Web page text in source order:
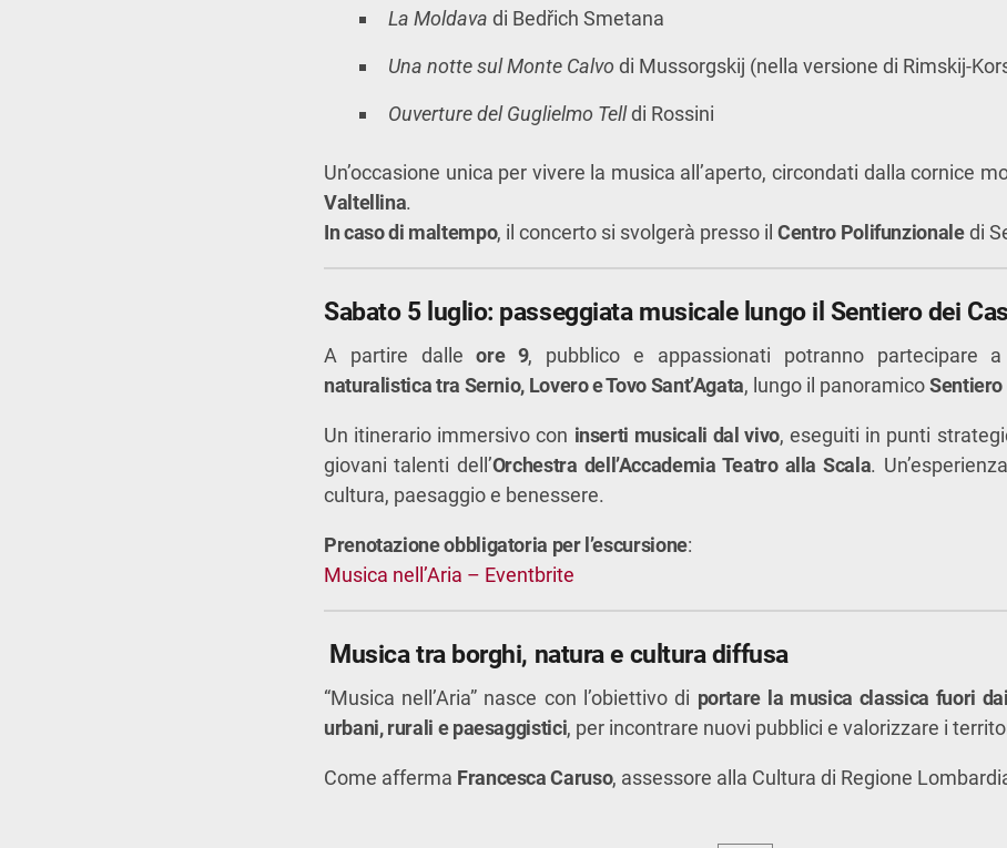
La Moldava di Bedřich Smetana
Una notte sul Monte Calvo di Mussorgskij (nella versione di Rimskij-
Ouverture del Guglielmo Telldi Rossini
Un’occasione unica per vivere la musica all’aperto, circondati dalla cornice
Valtellina.
In caso di maltempo, il concerto si svolgerà presso ilCentro Polifunzionaledi
Sabato 5 luglio: passeggiata musicale lungo il Sentiero dei
A partire dalleore 9, pubblico e appassionati potranno partecipare
naturalistica tra Sernio, Lovero e Tovo Sant’Agata, lungo il panoramico
Un itinerario immersivo con inserti musicali dal vivo, eseguiti in punti
giovani talenti dell’Orchestra dell’Accademia Teatro alla Scala.
cultura, paesaggio e benessere.
Prenotazione obbligatoria per l’escursione:
Musica nell’Aria – Eventbrite
Musica tra borghi, natura e cultura diffusa
“Musica nell’Aria” nasce con l’obiettivo di portare la musica classica fuori
urbani, rurali e paesaggistici, per incontrare nuovi pubblici e valorizzare i
Come afferma Francesca Caruso, assessore alla Cultura di Regione